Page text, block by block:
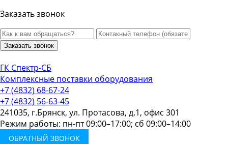
Заказать звонок
Заказать звонок
ГК Спектр-СБ
Комплексные поставки оборудования
+7 (4832) 68-67-24
+7 (4832) 56-63-45
241035, г.Брянск, ул. Протасова, д.1, офис 301
Режим работы: пн-пт 09:00–17:00; сб 09:00–14:00
ОБРАТНЫЙ ЗВОНОК